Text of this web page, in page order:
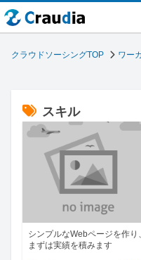
クラウドソーシングTOP ワー
スキル
シンプルなWebページを作り、
まずは実績を積みます